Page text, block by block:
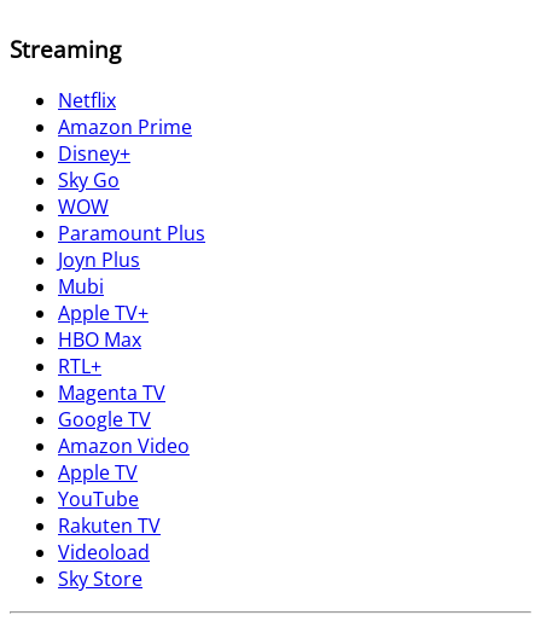
Streaming
Netflix
Amazon Prime
Disney+
Sky Go
WOW
Paramount Plus
Joyn Plus
Mubi
Apple TV+
HBO Max
RTL+
Magenta TV
Google TV
Amazon Video
Apple TV
YouTube
Rakuten TV
Videoload
Sky Store